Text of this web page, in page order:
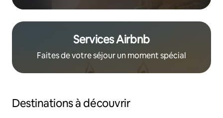
Services Airbnb
Faites de votre séjour un moment spécial
Destinations à découvrir